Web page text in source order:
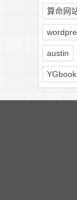
算命网
austin